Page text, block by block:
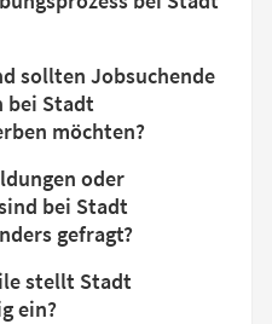
sollten Jobsuchende
bei Stadt
möchten?
oder
bei Stadt
gefragt?
stellt Stadt
ein?